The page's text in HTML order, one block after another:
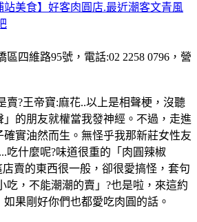
站美食】好客肉圓店.最近潮客文青風
四維路95號，電話:02 2258 0796，營
賣?王帝寶:麻花..以上是相聲梗，沒聽
的朋友就權當我發神經。不過，走進
實油然而生。無怪乎我那新莊女性友
吃什麼呢?味道很重的「肉圓辣椒
賣的東西很一般，卻很愛搞怪，套句
吃，不能潮潮的賣」?也是啦，來這約
果剛好你們也都愛吃肉圓的話。